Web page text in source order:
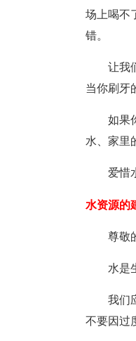
场上喝不
错。
让我
当你刷牙
如果
水、家里
爱惜
水资源的
尊敬
水是
我们
不要因过